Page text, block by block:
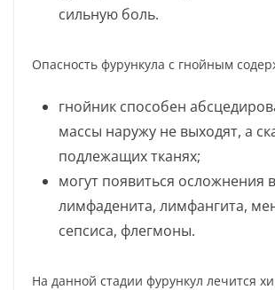
сильную боль.
Опасность фурункула с гнойным
гнойник способен
массы наружу не выходят, а
подлежащих тканях;
могут появиться осложнения
лимфаденита, лимфангита,
сепсиса, флегмоны.
На данной стадии фурункул лечится